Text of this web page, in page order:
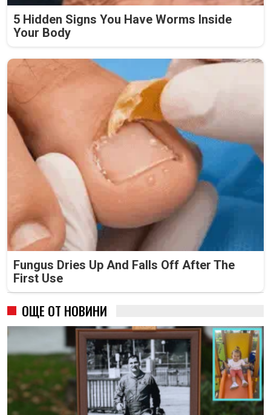
5 Hidden Signs You Have Worms Inside
Your Body
Fungus Dries Up And Falls Off After The
First Use
ОЩЕ ОТ НОВИНИ